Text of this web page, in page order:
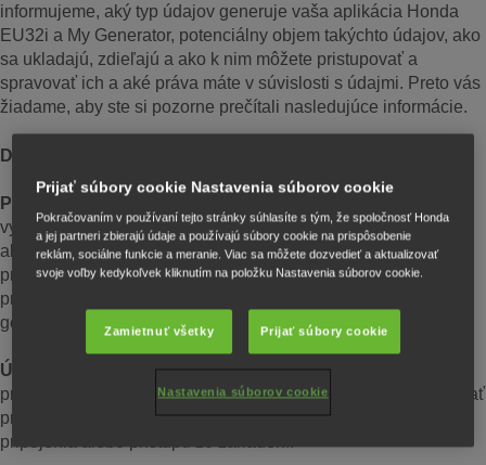
informujeme, aký typ údajov generuje vaša aplikácia Honda
EU32i a My Generator, potenciálny objem takýchto údajov, ako
sa ukladajú, zdieľajú a ako k nim môžete pristupovať a
spravovať ich a aké práva máte v súvislosti s údajmi. Preto vás
žiadame, aby ste si pozorne prečítali nasledujúce informácie.
Definície
Pripojený produkt
vytváranie alebo zber údajov týkajúcich sa jeho používania
alebo prostredia, ktorý je schopný prenášať údaje z produktu
prostredníctvom elektronickej komunikačnej služby, fyzického
pripojenia alebo prístupu zo zariadení (napr. pripojený
generátor);
Údaje z produktu
sú údaje, ktoré vznikli používaním
pripojeného produktu, ktoré sú navrhnuté tak, aby sa dali získať
prostredníctvom elektronickej komunikačnej služby, fyzického
pripojenia alebo prístupu zo zariadení.
Prijať súbory cookie Nastavenia súborov cookie
Pokračovaním v používaní tejto stránky súhlasíte s tým, že spoločnosť Honda
a jej partneri zbierajú údaje a používajú súbory cookie na prispôsobenie
reklám, sociálne funkcie a meranie. Viac sa môžete dozvedieť a aktualizovať
svoje voľby kedykoľvek kliknutím na položku Nastavenia súborov cookie.
Zamietnuť všetky Prijať súbory cookie
Nastavenia súborov cookie